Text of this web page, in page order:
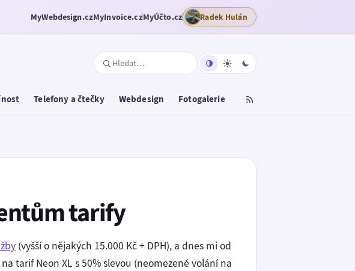
MyWebdesign.czMyInvoice.czMyÚčto.cz Radek Hulán
Telefony a čtečky Webdesign Fotogalerie
tarify
(vyšší o nějakých 15.000 Kč + DPH), a dnes mi od
tarif Neon XL s 50% slevou (neomezené volání na